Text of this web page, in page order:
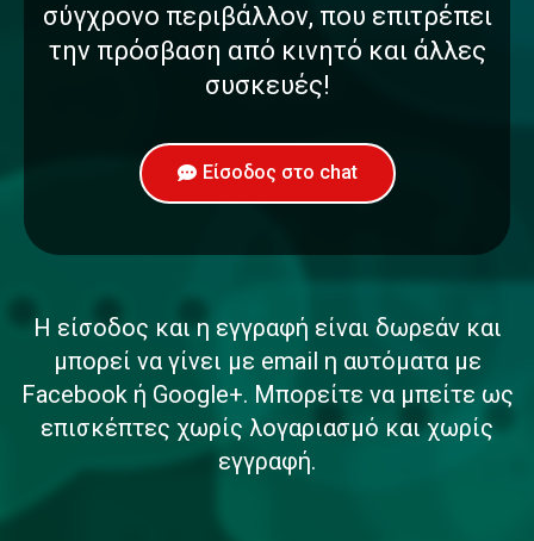
σύγχρονο περιβάλλον, που επιτρέπει
την πρόσβαση από κινητό και άλλες
συσκευές!
Είσοδος στο chat
Η είσοδος και η εγγραφή είναι δωρεάν και
μπορεί να γίνει με email η αυτόματα με
Facebook ή Google+. Μπορείτε να μπείτε ως
επισκέπτες χωρίς λογαριασμό και χωρίς
εγγραφή.